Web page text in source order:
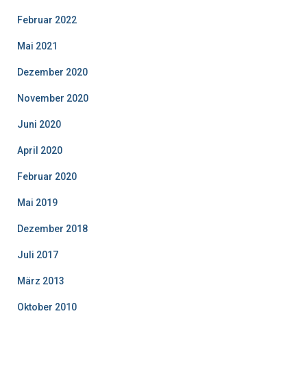
Februar 2022
Mai 2021
Dezember 2020
November 2020
Juni 2020
April 2020
Februar 2020
Mai 2019
Dezember 2018
Juli 2017
März 2013
Oktober 2010